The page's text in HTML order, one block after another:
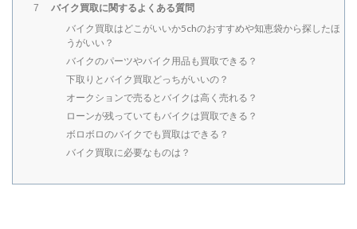
7
バイク買取に関するよくある質問
バイク買取はどこがいいか5chのおすすめや知恵袋から探したほ
うがいい？
バイクのパーツやバイク用品も買取できる？
下取りとバイク買取どっちがいいの？
オークションで売るとバイクは高く売れる？
ローンが残っていてもバイクは買取できる？
ボロボロのバイクでも買取はできる？
バイク買取に必要なものは？